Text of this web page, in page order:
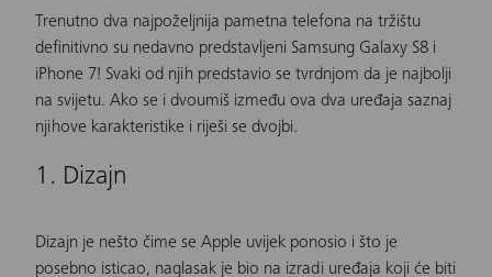
Trenutno dva najpoželjnija pametna telefona na tržištu
definitivno su nedavno predstavljeni Samsung Galaxy S8 i
iPhone 7! Svaki od njih predstavio se tvrdnjom da je najbolji
na svijetu. Ako se i dvoumiš između ova dva uređaja saznaj
njihove karakteristike i riješi se dvojbi.
1. Dizajn
Dizajn je nešto čime se Apple uvijek ponosio i što je
posebno isticao, naglasak je bio na izradi uređaja koji će biti